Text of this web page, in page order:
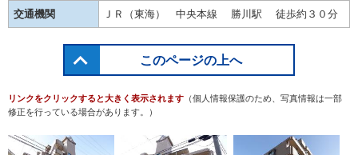
交通機関 ＪＲ（東海） 中央本線 勝川駅 徒歩約３０分
このページの上へ
リンクをクリックすると大きく表示されます （個人情報保護のため、写真情報は一部
修正を行っている場合があります。）